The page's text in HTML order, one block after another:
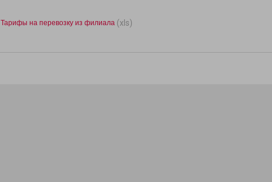
Тарифы на перевозку из филиала (xls)